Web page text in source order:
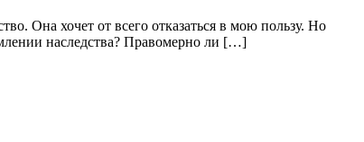
Она хочет от всего отказаться в мою пользу. Но
наследства? Правомерно ли […]